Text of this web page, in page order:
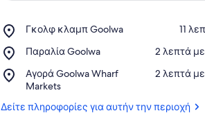
Προβολή σε
Γκολφ κλαμπ Goolwa
Place,
κλαμπ
‪11
Παραλία Goolwa
Place,
Goolwa
‪2 λεπτά
Αγορά Goolwa Wharf
Markets
Place,
Αγορά
Wharf
‪2 λεπτά
Δείτε πληροφορίες για αυτήν την περιοχή